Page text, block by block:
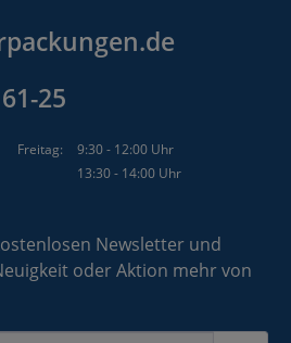
25
Freitag:
9:30 - 12:00 Uhr
13:30 - 14:00 Uhr
Newsletter und
oder Aktion mehr von